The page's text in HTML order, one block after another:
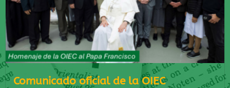
Comunicado oficial de la OIEC